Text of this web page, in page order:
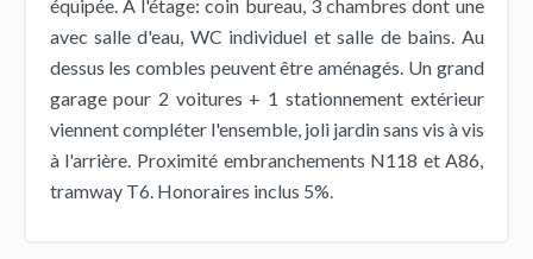
équipée. A l'étage: coin bureau, 3 chambres dont une
avec salle d'eau, WC individuel et salle de bains. Au
dessus les combles peuvent être aménagés. Un grand
garage pour 2 voitures + 1 stationnement extérieur
viennent compléter l'ensemble, joli jardin sans vis à vis
à l'arrière. Proximité embranchements N118 et A86,
tramway T6. Honoraires inclus 5%.